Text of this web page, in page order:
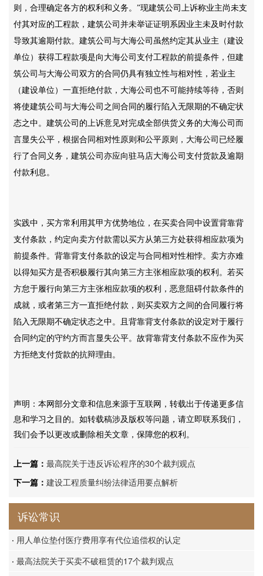
则，合理确定各方的权利和义务。”现建筑公司上诉称业主尚未支
付其对应的工程款，建筑公司并未举证证明系因业主未及时付款
导致其逾期付款。建筑公司与大海公司虽然约定其从业主（建设
单位）获得工程款项是向大海公司支付工程款的前提条件，但建
筑公司与大海公司双方的合同仍具有独立性与相对性，若业主
（建设单位）一直拒绝付款，大海公司也不可能持续等待，否则
将使建筑公司与大海公司之间合同的履行陷入无限期的不确定状
态之中。建筑公司的上诉意见对完成全部供货义务的大海公司而
言显失公平，根据合同相对性原则和公平原则，大海公司已经履
行了合同义务，建筑公司亦应向驻马店大海公司支付货款及逾期
付款利息。
实践中，买方常利用其甲方优势地位，在买卖合同中设置背靠背
支付条款，约定向卖方付款需以买方从第三方处获得相应款项为
前提条件。背靠背支付条款的设定与合同相对性相悖。卖方亦难
以得知买方是否积极履行其向第三方主张相应款项的权利。若买
方怠于履行向第三方主张相应款项的权利，恶意阻碍付款条件的
成就，或者第三方一直拒绝付款，则买卖双方之间的合同履行将
陷入无限期不确定状态之中。且背靠背支付条款的设定对于履行
合同约定的守约方而言显失公平。故背靠背支付条款不应作为买
方拒绝支付货款的抗辩理由。
声明：本网部分文章和信息来源于互联网，转载出于传递更多信
息和学习之目的。如转载稿涉及版权等问题，请立即联系我们，
我们会予以更改或删除相关文章，保障您的权利。
上一篇：最高院关于违反诉讼程序的30个裁判观点
下一篇：建设工程质量纠纷法律适用要点解析
诉讼常识
· 用人单位垫付医疗费用享有代位追偿权的认定
· 最高法院关于买卖不破租赁的17个裁判观点